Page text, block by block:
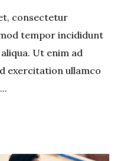
consectetur
tempor incididunt
Ut enim ad
exercitation ullamco